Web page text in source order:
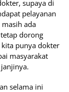
supaya di
pelayanan
masih ada
dorong
punya dokter
masyarakat
selama ini